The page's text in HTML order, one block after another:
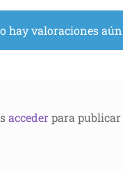
hay valoraciones
accederpara